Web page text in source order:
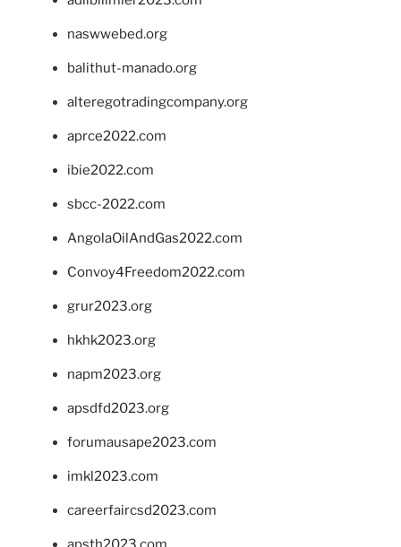
naswwebed.org
balithut-manado.org
alteregotradingcompany.org
aprce2022.com
ibie2022.com
sbcc-2022.com
AngolaOilAndGas2022.com
Convoy4Freedom2022.com
grur2023.org
hkhk2023.org
napm2023.org
apsdfd2023.org
forumausape2023.com
imkl2023.com
careerfaircsd2023.com